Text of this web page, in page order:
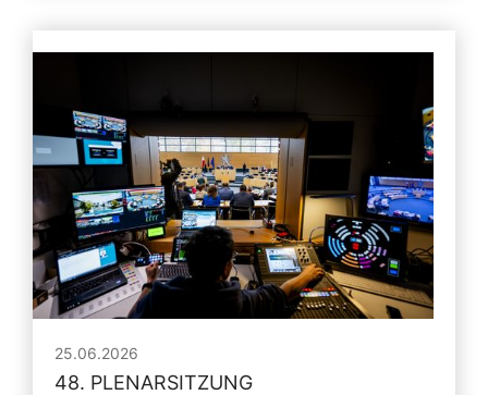
25.06.2026
48. PLENARSITZUNG